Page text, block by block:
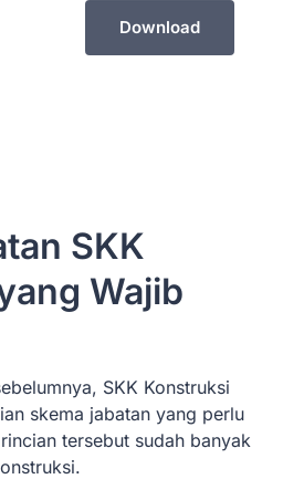
Download
SKK
Wajib
SKK Konstruksi
skema jabatan yang perlu
tersebut sudah banyak